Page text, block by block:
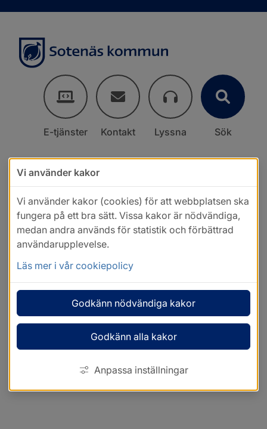
E-tjänster Kontakt Lyssna Sök
Vi använder kakor
Vi använder kakor (cookies) för att webbplatsen ska
fungera på ett bra sätt. Vissa kakor är nödvändiga,
medan andra används för statistik och förbättrad
användarupplevelse.
Läs mer i vår cookiepolicy
Godkänn nödvändiga kakor
Godkänn alla kakor
Anpassa inställningar